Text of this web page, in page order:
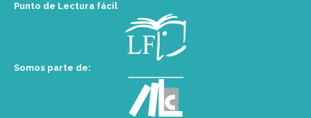
Punto de Lectura fácil
Somos parte de: